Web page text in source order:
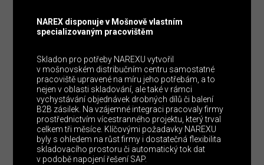
NAREX disponuje v Mošnově vlastním
specializovaným pracovištěm
Skladon pro potřeby NAREXU vytvořil
v mošnovském distribučním centru samostatné
pracoviště upravené na míru jeho potřebám, a to
nejen v oblasti skladování, ale také v rámci
vychystávání objednávek drobných dílů či balení
B2B zásilek. Na vzájemné integraci pracovaly firmy
prostřednictvím vícestranného projektu, který trval
celkem tři měsíce. Klíčovými požadavky NAREXU
byly s ohledem na růst firmy i dostatečná flexibilita
skladovacího prostoru či automatický tok dat
v podobě napojení řešení SAP.